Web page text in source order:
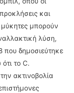
και
μύκητες μπορούν
λύση,
δημοσιεύτηκε
το C.
ακτινοβολία